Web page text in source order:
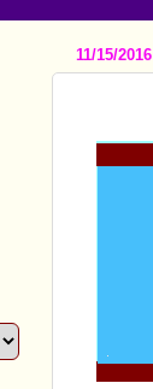
11/15/2016